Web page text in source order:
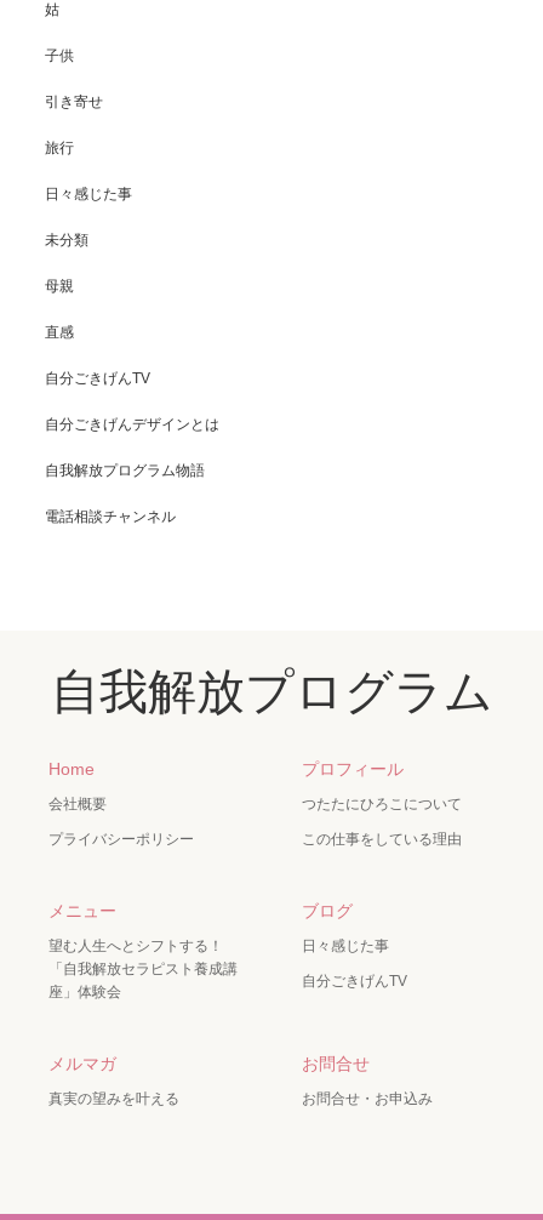
姑
子供
引き寄せ
旅行
日々感じた事
未分類
母親
直感
自分ごきげんTV
自分ごきげんデザインとは
自我解放プログラム物語
電話相談チャンネル
自我解放プログラム
Home
会社概要
プライバシーポリシー
プロフィール
つたたにひろこについて
この仕事をしている理由
メニュー
望む人生へとシフトする！
「自我解放セラピスト養成講
座」体験会
ブログ
日々感じた事
自分ごきげんTV
メルマガ
真実の望みを叶える
お問合せ
お問合せ・お申込み